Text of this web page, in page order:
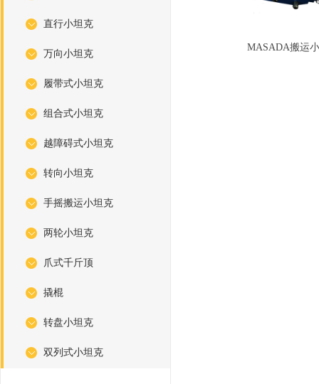
直行小坦克
万向小坦克
履带式小坦克
组合式小坦克
越障碍式小坦克
转向小坦克
手摇搬运小坦克
两轮小坦克
爪式千斤顶
撬棍
转盘小坦克
双列式小坦克
MASADA搬运